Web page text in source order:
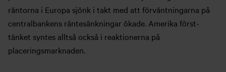
räntorna i Europa sjönk i takt med att förväntningarna på
centralbankens räntesänkningar ökade. Amerika först-
tänket syntes alltså också i reaktionerna på
placeringsmarknaden.